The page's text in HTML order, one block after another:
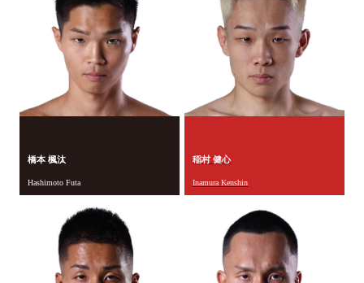
橋本 楓汰
Hashimoto Futa
稲村 健心
Inamura Kenshin